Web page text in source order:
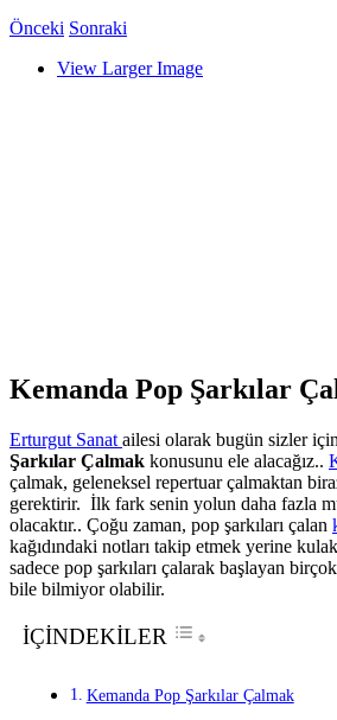
Önceki Sonraki
View Larger Image
Kemanda Pop Şarkılar
Erturgut Sanat ailesi olarak bugün sizler için
Şarkılar Çalmak konusunu ele alacağız..
çalmak, geleneksel repertuar çalmaktan
gerektirir. İlk fark senin yolun daha fazla
olacaktır.. Çoğu zaman, pop şarkıları çalan
kağıdındaki notları takip etmek yerine
sadece pop şarkıları çalarak başlayan
bile bilmiyor olabilir.
İÇİNDEKİLER
Kemanda Pop Şarkılar Çalmak